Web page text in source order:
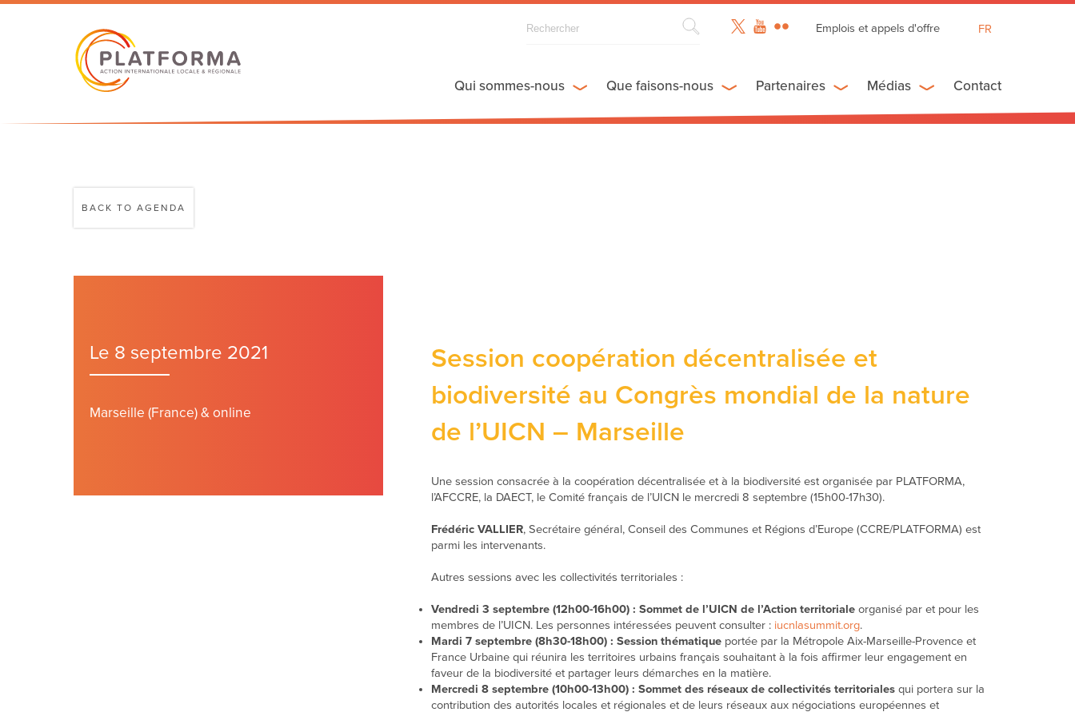
Emplois et appels d'offre
FR
ES
Qui sommes-nous Que faisons-nous Partenaires Médias Contact
BACK TO AGENDA
Le 8 septembre 2021
Marseille (France) & online
Session coopération décentralisée et
biodiversité au Congrès mondial de la nature
de l’UICN – Marseille
Une session consacrée à la coopération décentralisée et à la biodiversité est organisée par PLATFORMA,
l’AFCCRE, la DAECT, le Comité français de l’UICN le mercredi 8 septembre (15h00-17h30).
Frédéric VALLIER, Secrétaire général, Conseil des Communes et Régions d’Europe (CCRE/PLATFORMA) est
parmi les intervenants.
Autres sessions avec les collectivités territoriales :
Vendredi 3 septembre (12h00-16h00) : Sommet de l’UICN de l’Action territorialeorganisé par et pour les
membres de l’UICN. Les personnes intéressées peuvent consulter : iucnlasummit.org.
Mardi 7 septembre (8h30-18h00) : Session thématique portée par la Métropole Aix-Marseille-Provence et
France Urbaine qui réunira les territoires urbains français souhaitant à la fois affirmer leur engagement en
faveur de la biodiversité et partager leurs démarches en la matière.
Mercredi 8 septembre (10h00-13h00) : Sommet des réseaux de collectivités territoriales qui portera sur la
contribution des autorités locales et régionales et de leurs réseaux aux négociations européennes et